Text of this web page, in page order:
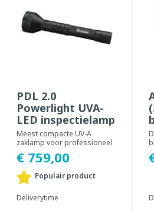
PDL 2.0
Powerlight UVA-
LED inspectielamp
Meest compacte UV-A
zaklamp voor professioneel
gebruik, voorzien van 5 x 5
watt UV-A 365 n...
€ 759,00
Populair product
Deliverytime